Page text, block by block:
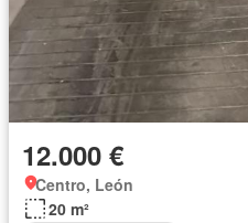
12.000 €
Centro, León
20 m²